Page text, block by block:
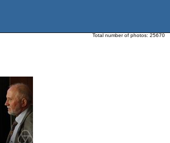
Total number of photos: 25670